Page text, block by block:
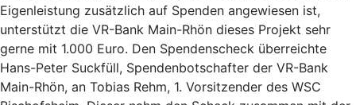
Eigenleistung zusätzlich auf Spenden angewiesen ist,
unterstützt die VR-Bank Main-Rhön dieses Projekt sehr
gerne mit 1.000 Euro. Den Spendenscheck überreichte
Hans-Peter Suckfüll, Spendenbotschafter der VR-Bank
Main-Rhön, an Tobias Rehm, 1. Vorsitzender des WSC